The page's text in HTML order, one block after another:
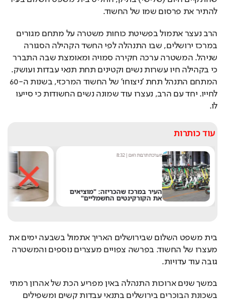
להתיר את פרסום שמו של החשוד.
הרב נעצר אתמול בפשיטת כוחות משטרה על מתחם מגורים
במרכז ירושלים, שבו התנהלה לפי החשד הקהילה הסגורה
שניהל. המשטרה ערכה חקירה סמויה ומאומצת שבה התברר
כי בקהילה חיו עשרות נשים וקטינים תחת תנאי עבדות ועושק.
המתחם התנהל תחת 'ניצוחו' של החשוד המרכזי, בשנות ה-60
לחייו. יחד עם הרב, נעצרו עוד שמונה נשים החשודות כי סייעו
לו.
עוד כותרות
מערכת תרבות היום|
8:32
העיר במרכז שהכריזה: "מוציאים
את הקורקינטים החשמליים"
בית משפט השלום שבירושלים האריך אתמול בשבעה ימים את
מעצרו של החשוד. בפרשה צפויים מעצרים נוספים והמשטרה
גובה עוד עדויות.
במשך שנים ארוכות התנהלה באין מפריע הכת של אהרון רמתי
בשכונת הבוכרים בירושלים בתנאי עבדות קשים ומשפילים